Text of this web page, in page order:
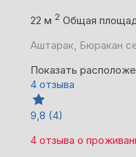
22 м 2 Общая
Аштарак, Бюракан
Показать
4 отзыва
9,8 (4)
4 отзыва о